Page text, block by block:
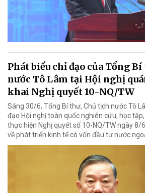
Phát biểu chỉ đạo của Tổng
nước Tô Lâm tại Hội nghị
khai Nghị quyết 10-NQ/TW
Sáng 30/6, Tổng Bí thư, Chủ tịch nước Tô
đạo Hội nghị toàn quốc nghiên cứu, học
thực hiện Nghị quyết số 10-NQ/TW ngày 8/
về phát triển kinh tế có vốn đầu tư nước